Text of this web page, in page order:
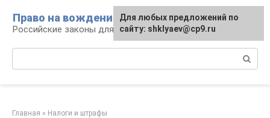
контенту
Право на вождение
Российские законы для автомобилистов
Главная » Налоги и штрафы
Для любых предложений по
сайту: shklyaev@cp9.ru